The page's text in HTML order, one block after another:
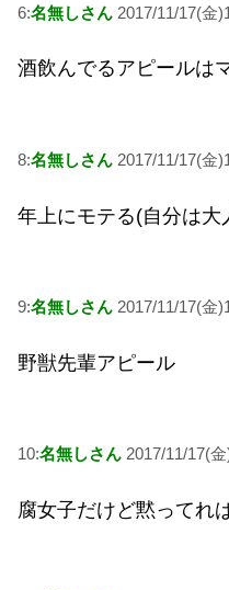
6:名無しさん 2017/11/17(金
酒飲んでるアピールは
8:名無しさん 2017/11/17(金
年上にモテる(自分は
9:名無しさん 2017/11/17(金
野獣先輩アピール
10:名無しさん 2017/11/17(
腐女子だけど黙ってれ